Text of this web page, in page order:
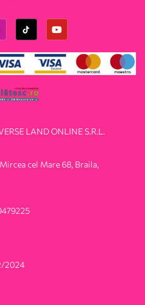
LAND ONLINE S.R.L.
cel Mare 68, Braila,
2024